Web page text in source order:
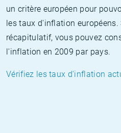
un critère européen pour
les taux d'inflation européens.
récapitulatif, vous pouvez
l'inflation en 2009 par pays.
Vérifiez les taux d'inflation